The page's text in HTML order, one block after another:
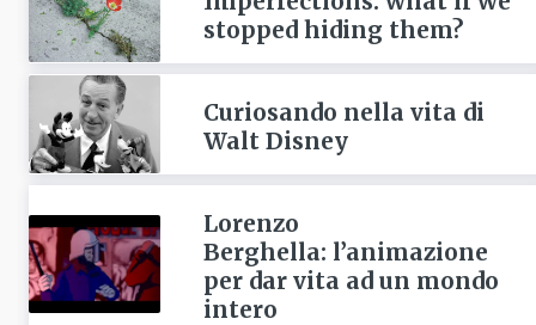
stopped hiding them?
Curiosando nella vita di
Walt Disney
Lorenzo
Berghella: l’animazione
per dar vita ad un mondo
intero